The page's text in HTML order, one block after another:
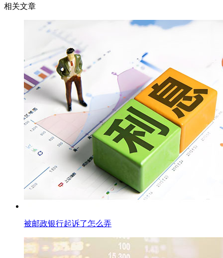
相关文章
被邮政银行起诉了怎么弄